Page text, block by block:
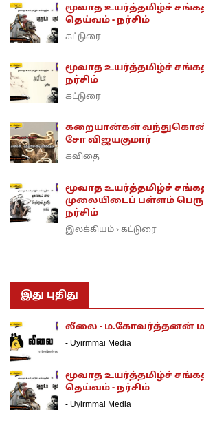
மூவாத உயர்த்தமிழ்ச்
தெய்வம் - நர்சிம்
கட்டுரை
மூவாத உயர்த்தமிழ்ச்
நர்சிம்
கட்டுரை
கறையான்கள்
சோ விஜயகுமார்
கவிதை
மூவாத உயர்த்தமிழ்ச்
முலையிடைப் பள்ளம்
நர்சிம்
இலக்கியம் › கட்டுரை
இது புதிது
லீலை - ம.கோவர்த்தனன்
- Uyirmmai Media
மூவாத உயர்த்தமிழ்ச்
தெய்வம் - நர்சிம்
- Uyirmmai Media